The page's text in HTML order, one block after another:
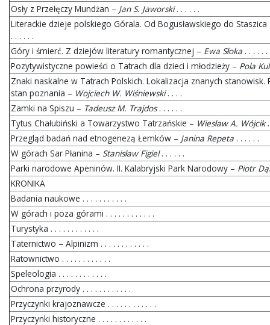
Osły z Przełęczy Mundżan – Jan S. Jaworski. . . . . .
Literackie dzieje polskiego Górala. Od Bogusławskiego do
. . . . . .
Góry i śmierć. Z dziejów literatury romantycznej – Ewa Słoka . . . . . .
Pozytywistyczne powieści o Tatrach dla dzieci i młodzieży – Pola
Znaki naskalne w Tatrach Polskich. Lokalizacja znanych stanowisk.
stan poznania – Wojciech W. Wiśniewski. . . .
Zamki na Spiszu – Tadeusz M. Trajdos. . . . . .
Tytus Chałubiński a Towarzystwo Tatrzańskie – Wiesław A. Wójcik.
Przegląd badań nad etnogenezą Łemków – Janina Repeta . . . . . .
W górach Sar Płanina – Stanisław Figiel. . . . . .
Parki narodowe Apeninów. II. Kalabryjski Park Narodowy – Piotr
KRONIKA
Badania naukowe . . . . . . . . . . .
W górach i poza górami . . . . . . . . . . . .
Turystyka . . . . . . . . . . . .
Taternictwo – Alpinizm . . . . . . . . . . . .
Ratownictwo . . . . . . . . . . . .
Speleologia . . . . . . . . . . . .
Ochrona przyrody . . . . . . . . . . . .
Przyczynki krajoznawcze . . . . . . . . . . . .
Przyczynki historyczne . . . . . . . . . . . .